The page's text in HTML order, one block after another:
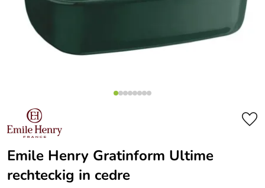
Emile Henry Gratinform Ultime
rechteckig in cedre